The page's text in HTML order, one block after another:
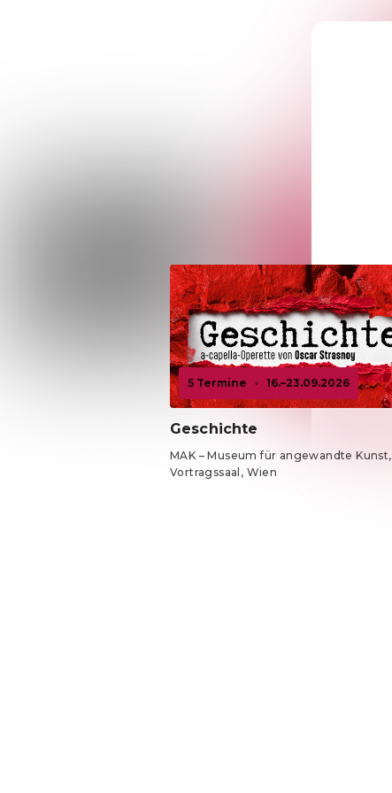
5 Termine · 16.–23.09.2026
Geschichte
MAK – Museum für angewandte Kunst,
Vortragssaal, Wien